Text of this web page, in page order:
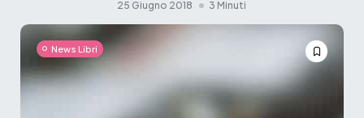
25 Giugno 2018 3 Minuti
News Libri